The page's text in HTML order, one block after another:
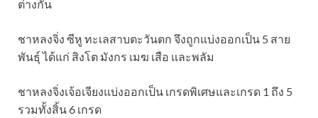
ต่างกัน
ชาหลงจิ่ง ซีหู ทะเลสาบตะวันตก จึงถูกแบ่งออกเป็น 5 สาย
พันธุ์ ได้แก่ สิงโต มังกร เมฆ เสือ และพลัม
ชาหลงจิ่งเจ้อเจียงแบ่งออกเป็น เกรดพิเศษและเกรด 1 ถึง 5
รวมทั้งสิ้น 6 เกรด